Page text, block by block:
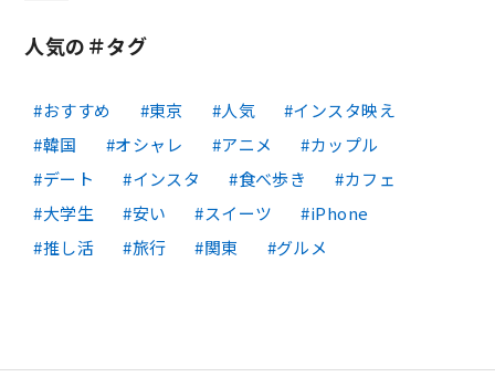
人気の＃タグ
おすすめ 東京 人気
インスタ映え
韓国
オシャレ アニメ
カップル
デート
インスタ 食べ歩き
カフェ
大学生
安い スイーツ
iPhone
推し活
旅行 関東 グルメ